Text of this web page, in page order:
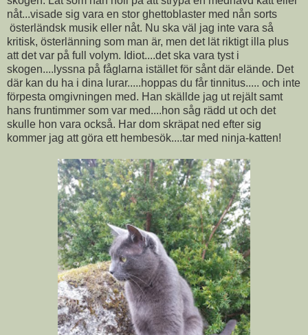
nåt...visade sig vara en stor ghettoblaster med nån sorts
österländsk musik eller nåt. Nu ska väl jag inte vara så
kritisk, österlänning som man är, men det lät riktigt illa plus
att det var på full volym. Idiot....det ska vara tyst i
skogen....lyssna på fåglarna istället för sånt där elände. Det
där kan du ha i dina lurar.....hoppas du får tinnitus..... och inte
förpesta omgivningen med. Han skällde jag ut rejält samt
hans fruntimmer som var med....hon såg rädd ut och det
skulle hon vara också. Har dom skräpat ned efter sig
kommer jag att göra ett hembesök....tar med ninja-katten!